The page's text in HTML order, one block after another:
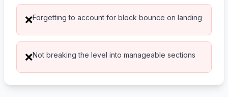
❌Forgetting to account for block bounce on landing
❌Not breaking the level into manageable sections